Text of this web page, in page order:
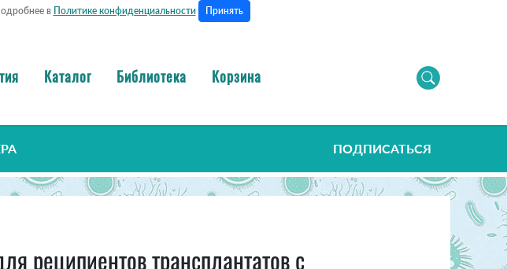
в Политике конфиденциальности Принять
Каталог Библиотека Корзина
ПОДПИСАТЬСЯ
реципиентов трансплантатов с